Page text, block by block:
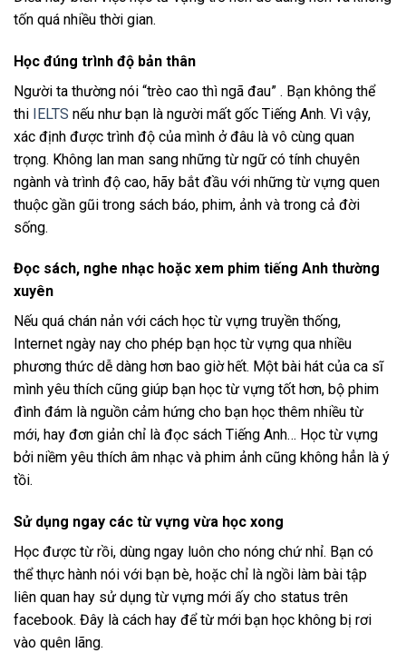
tốn quá nhiều thời gian.
Học đúng trình độ bản thân
Người ta thường nói “trèo cao thì ngã đau” . Bạn không thể
thi IELTS nếu như bạn là người mất gốc Tiếng Anh. Vì vậy,
xác định được trình độ của mình ở đâu là vô cùng quan
trọng. Không lan man sang những từ ngữ có tính chuyên
ngành và trình độ cao, hãy bắt đầu với những từ vựng quen
thuộc gần gũi trong sách báo, phim, ảnh và trong cả đời
sống.
Đọc sách, nghe nhạc hoặc xem phim tiếng Anh thường
xuyên
Nếu quá chán nản với cách học từ vựng truyền thống,
Internet ngày nay cho phép bạn học từ vựng qua nhiều
phương thức dễ dàng hơn bao giờ hết. Một bài hát của ca sĩ
mình yêu thích cũng giúp bạn học từ vựng tốt hơn, bộ phim
đình đám là nguồn cảm hứng cho bạn học thêm nhiều từ
mới, hay đơn giản chỉ là đọc sách Tiếng Anh… Học từ vựng
bởi niềm yêu thích âm nhạc và phim ảnh cũng không hẳn là ý
tồi.
Sử dụng ngay các từ vựng vừa học xong
Học được từ rồi, dùng ngay luôn cho nóng chứ nhỉ. Bạn có
thể thực hành nói với bạn bè, hoặc chỉ là ngồi làm bài tập
liên quan hay sử dụng từ vựng mới ấy cho status trên
facebook. Đây là cách hay để từ mới bạn học không bị rơi
vào quên lãng.